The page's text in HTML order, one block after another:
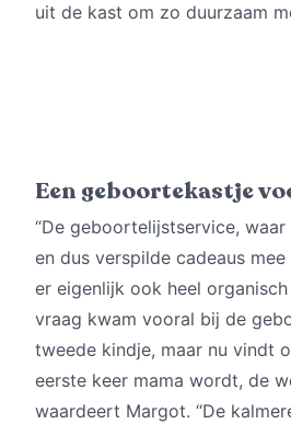
uit de kast om zo duurzaam
Een geboortekastje
“De geboortelijstservice,
en dus verspilde cadeaus
er eigenlijk ook heel
vraag kwam vooral bij de
tweede kindje, maar nu vindt
eerste keer mama wordt, de
waardeert Margot. “De